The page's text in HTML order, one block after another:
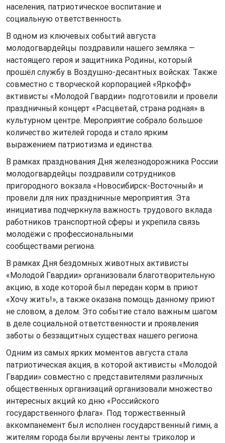
населения, патриотическое воспитание и
социальную ответственность.
В одном из ключевых событий августа
молодогвардейцы поздравили нашего земляка —
настоящего героя и защитника Родины, который
прошёл службу в Воздушно-десантных войсках. Также
совместно с творческой корпорацией «Яркофф»
активисты «Молодой Гвардии» подготовили и провели
праздничный концерт «Расцветай, страна родная» в
культурном центре. Мероприятие собрало большое
количество жителей города и стало ярким
выражением патриотизма и единства.
В рамках празднования Дня железнодорожника России
молодогвардейцы поздравили сотрудников
пригородного вокзала «Новосибирск-Восточный» и
провели для них праздничные мероприятия. Эта
инициатива подчеркнула важность трудового вклада
работников транспортной сферы и укрепила связь
молодёжи с профессиональными
сообществами региона.
В рамках Дня бездомных животных активисты
«Молодой Гвардии» организовали благотворительную
акцию, в ходе которой был передан корм в приют
«Хочу жить!», а также оказана помощь данному приют
не словом, а делом. Это событие стало важным шагом
в деле социальной ответственности и проявления
заботы о беззащитных существах нашего региона.
Одним из самых ярких моментов августа стала
патриотическая акция, в которой активисты «Молодой
Гвардии» совместно с представителями различных
общественных организаций организовали множество
интересных акций ко дню «Российского
государственного флага». Под торжественный
аккомпанемент был исполнен государственный гимн, а
жителям города были вручены ленты триколор и